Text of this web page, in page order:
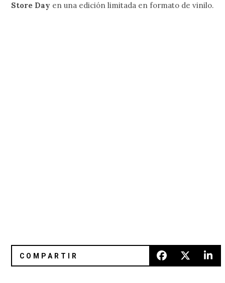
Store Day en una edición limitada en formato de vinilo.